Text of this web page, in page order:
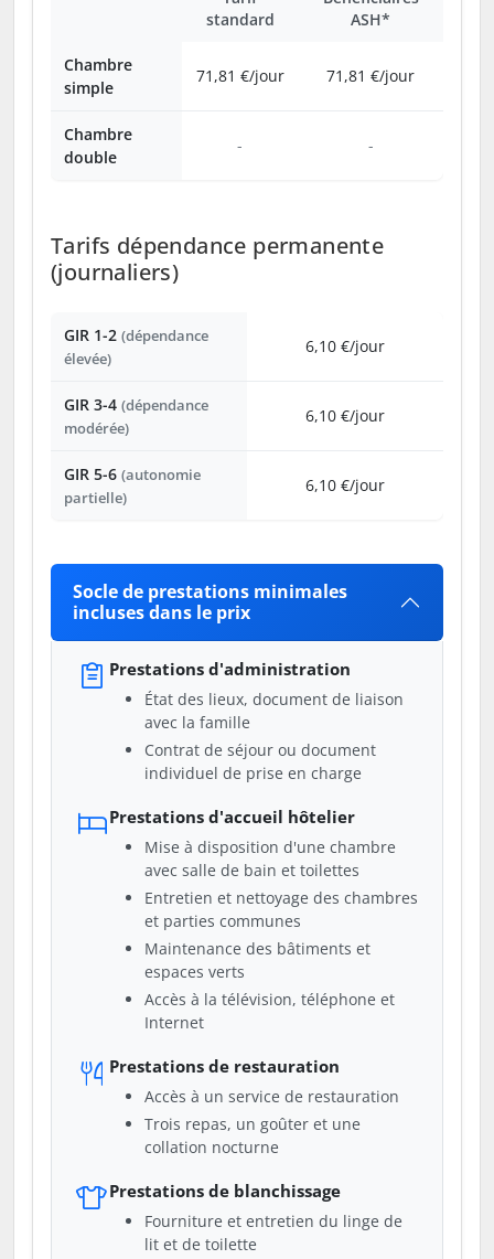
standard
ASH*
Chambre
simple
71,81 €/jour 71,81 €/jour
Chambre
double
- -
Tarifs dépendance permanente
(journaliers)
GIR 1-2 (dépendance
élevée)
6,10 €/jour
GIR 3-4 (dépendance
modérée)
6,10 €/jour
GIR 5-6 (autonomie
partielle)
6,10 €/jour
Socle de prestations minimales
incluses dans le prix
Prestations d'administration
État des lieux, document de liaison
avec la famille
Contrat de séjour ou document
individuel de prise en charge
Prestations d'accueil hôtelier
Mise à disposition d'une chambre
avec salle de bain et toilettes
Entretien et nettoyage des chambres
et parties communes
Maintenance des bâtiments et
espaces verts
Accès à la télévision, téléphone et
Internet
Prestations de restauration
Accès à un service de restauration
Trois repas, un goûter et une
collation nocturne
Prestations de blanchissage
Fourniture et entretien du linge de
lit et de toilette